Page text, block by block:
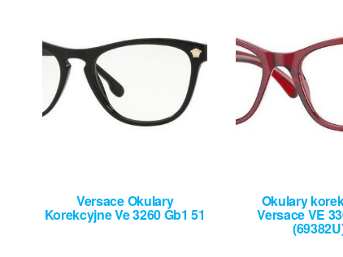
Versace Okulary
Korekcyjne Ve 3260 Gb1 51
Okulary
Versace VE